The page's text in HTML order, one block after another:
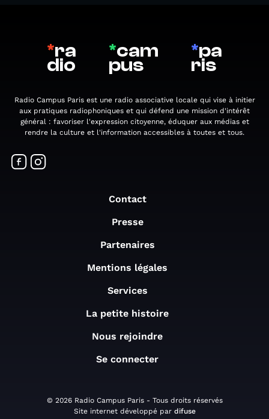
*ra
dio
*cam
pus
*pa
ris
Radio Campus Paris est une radio associative locale qui vise à initier
aux pratiques radiophoniques et qui défend une mission d'intérêt
général : favoriser l'expression citoyenne, éduquer aux médias et
rendre la culture et l'information accessibles à toutes et tous.
Contact
Presse
Partenaires
Mentions légales
Services
La petite histoire
Nous rejoindre
Se connecter
© 2026 Radio Campus Paris - Tous droits réservés
Site internet développé par difuse